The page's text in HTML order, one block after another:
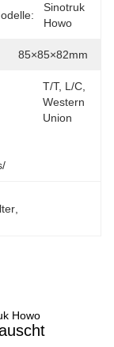
Sinotruk
Howo
85×85×82mm
T/T, L/C,
Western
Union
Howo